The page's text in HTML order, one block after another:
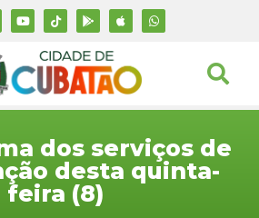
dos serviços de
desta quinta-
feira (8)